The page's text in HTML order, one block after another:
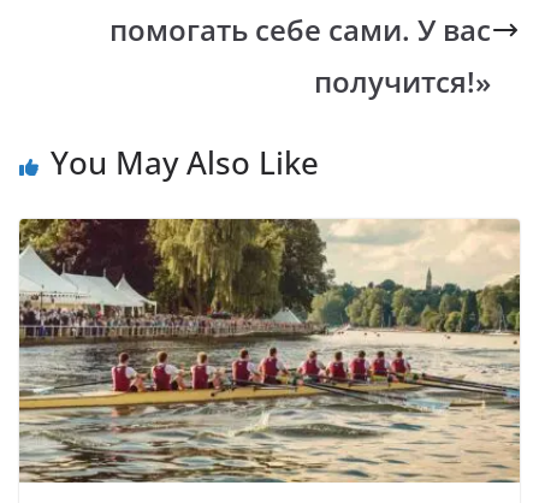
помогать себе сами. У вас
получится!»
You May Also Like